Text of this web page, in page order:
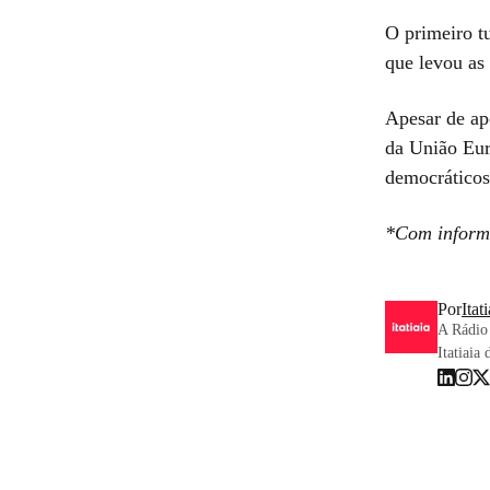
O primeiro
que levou
Apesar de
da União
*Com
Por
A
Itatiaia